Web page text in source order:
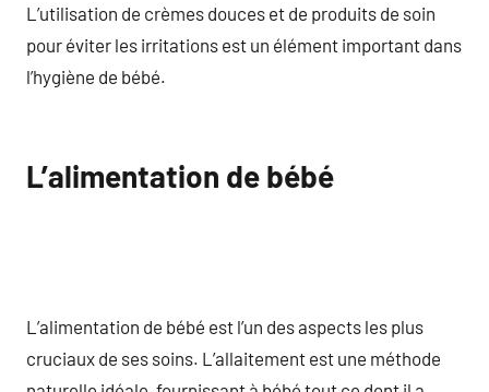
L’utilisation de crèmes douces et de produits de soin
pour éviter les irritations est un élément important dans
l’hygiène de bébé.
L’alimentation de bébé
L’alimentation de bébé est l’un des aspects les plus
cruciaux de ses soins. L’allaitement est une méthode